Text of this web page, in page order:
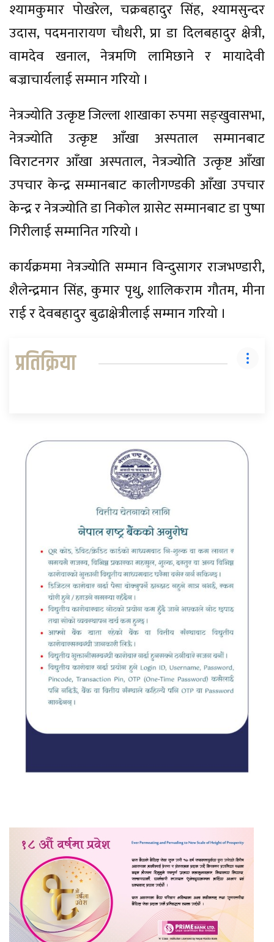
श्यामकुमार पोखरेल, चक्रबहादुर सिंह, श्यामसुन्दर
उदास, पदमनारायण चौधरी, प्रा डा दिलबहादुर क्षेत्री,
वामदेव खनाल, नेत्रमणि लामिछाने र मायादेवी
बज्राचार्यलाई सम्मान गरियो ।
नेत्रज्योति उत्कृष्ट जिल्ला शाखाका रुपमा सङ्खुवासभा,
नेत्रज्योति उत्कृष्ट आँखा अस्पताल सम्मानबाट
विराटनगर आँखा अस्पताल, नेत्रज्योति उत्कृष्ट आँखा
उपचार केन्द्र सम्मानबाट कालीगण्डकी आँखा उपचार
केन्द्र र नेत्रज्योति डा निकोल ग्रासेट सम्मानबाट डा पुष्पा
गिरीलाई सम्मानित गरियो ।
कार्यक्रममा नेत्रज्योति सम्मान विन्दुसागर राजभण्डारी,
शैलेन्द्रमान सिंह, कुमार पृथु, शालिकराम गौतम, मीना
राई र देवबहादुर बुढाक्षेत्रीलाई सम्मान गरियो ।
प्रतिक्रिया